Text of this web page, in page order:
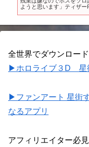
ようと思います」ティザー
全世界でダウンロー
▶ホロライブ３D 星
▶ファンアート 星街
なるアプリ
アフィリエイター必見